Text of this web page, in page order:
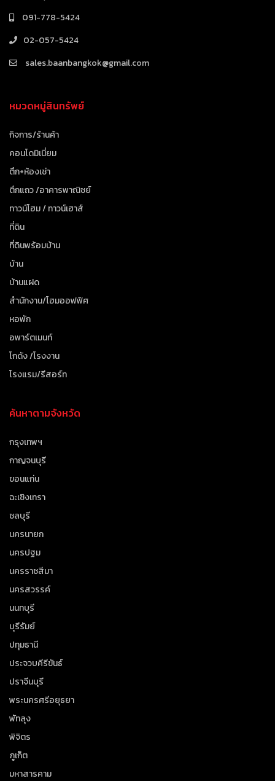
091-778-5424
02-057-5424
sales.baanbangkok@gmail.com
หมวดหมู่สินทรัพย์
กิจการ/ร้านค้า
คอนโดมิเนี่ยม
ตึก+ห้องเช่า
ตึกแถว /อาคารพาณิชย์
ทาวน์โฮม / ทาวน์เฮาส์
ที่ดิน
ที่ดินพร้อมบ้าน
บ้าน
บ้านแฝด
สำนักงาน/โฮมออฟฟิศ
หอพัก
อพาร์ตเมนท์
โกดัง /โรงงาน
โรงแรม/รีสอร์ท
ค้นหาตามจังหวัด
กรุงเทพฯ
กาญจนบุรี
ขอนแก่น
ฉะเชิงเทรา
ชลบุรี
นครนายก
นครปฐม
นครราชสีมา
นครสวรรค์
นนทบุรี
บุรีรัมย์
ปทุมธานี
ประจวบคีรีขันธ์
ปราจีนบุรี
พระนครศรีอยุธยา
พัทลุง
พิจิตร
ภูเก็ต
มหาสารคาม